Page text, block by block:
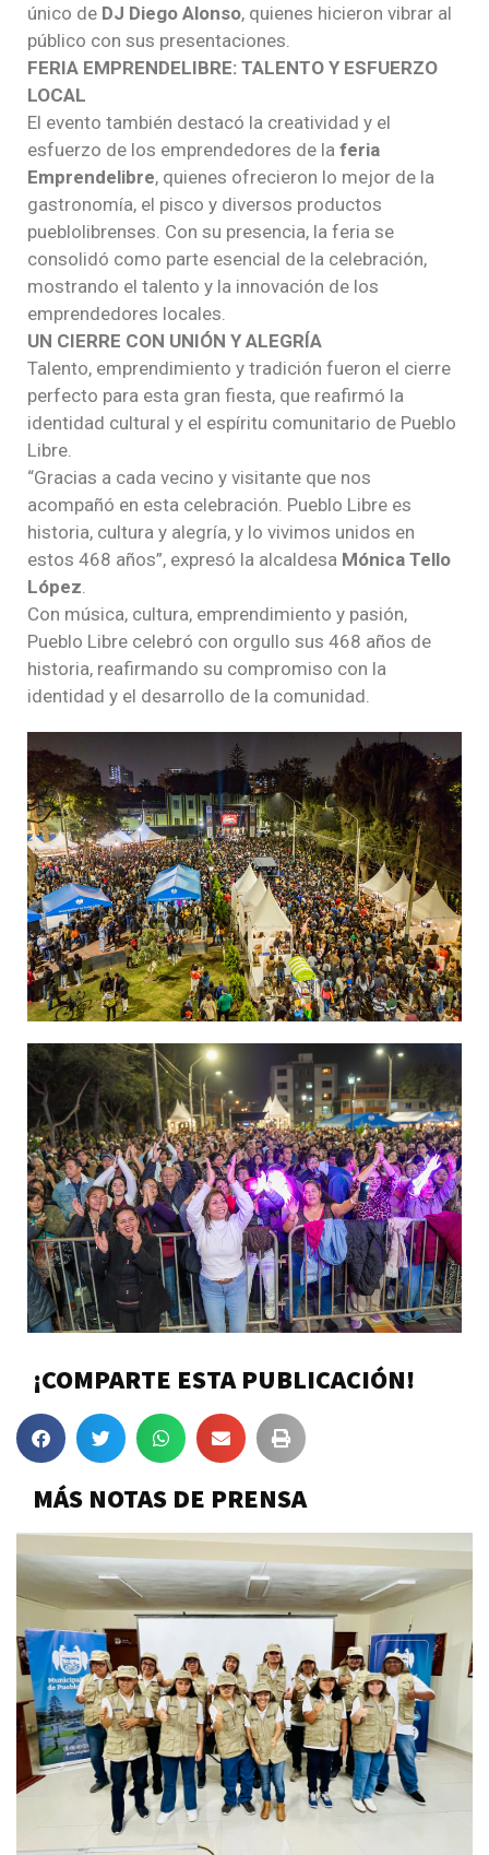
único de DJ Diego Alonso, quienes hicieron vibrar al
público con sus presentaciones.
FERIA EMPRENDELIBRE: TALENTO Y ESFUERZO
LOCAL
El evento también destacó la creatividad y el
esfuerzo de los emprendedores de la feria
Emprendelibre, quienes ofrecieron lo mejor de la
gastronomía, el pisco y diversos productos
pueblolibrenses. Con su presencia, la feria se
consolidó como parte esencial de la celebración,
mostrando el talento y la innovación de los
emprendedores locales.
UN CIERRE CON UNIÓN Y ALEGRÍA
Talento, emprendimiento y tradición fueron el cierre
perfecto para esta gran fiesta, que reafirmó la
identidad cultural y el espíritu comunitario de Pueblo
Libre.
“Gracias a cada vecino y visitante que nos
acompañó en esta celebración. Pueblo Libre es
historia, cultura y alegría, y lo vivimos unidos en
estos 468 años”, expresó la alcaldesa Mónica Tello
López
Con música, cultura, emprendimiento y pasión,
Pueblo Libre celebró con orgullo sus 468 años de
historia, reafirmando su compromiso con la
identidad y el desarrollo de la comunidad.
¡COMPARTE ESTA PUBLICACIÓN!
MÁS NOTAS DE PRENSA